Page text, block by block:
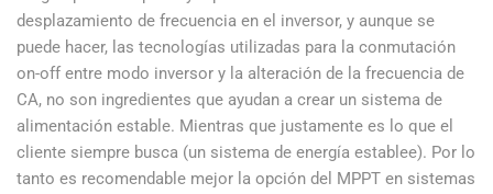
desplazamiento de frecuencia en el inversor, y aunque se
puede hacer, las tecnologías utilizadas para la conmutación
on-off entre modo inversor y la alteración de la frecuencia de
CA, no son ingredientes que ayudan a crear un sistema de
alimentación estable. Mientras que justamente es lo que el
cliente siempre busca (un sistema de energía establee). Por lo
tanto es recomendable mejor la opción del MPPT en sistemas